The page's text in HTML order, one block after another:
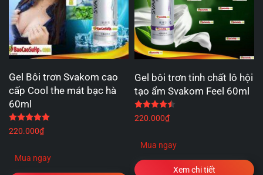
Gel Bôi trơn Svakom cao
cấp Cool the mát bạc hà
60ml
5 sao
220.000₫
Mua ngay
Gel bôi trơn tinh chất lô hội
tạo ẩm Svakom Feel 60ml
220.000₫
Mua ngay
Xem chi tiết